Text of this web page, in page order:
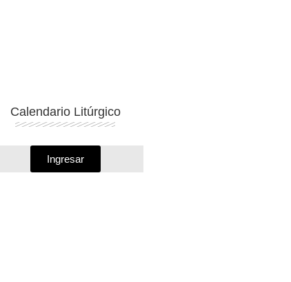
Calendario Litúrgico
Ingresar